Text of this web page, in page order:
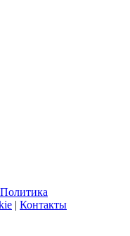
Политика
| Контакты